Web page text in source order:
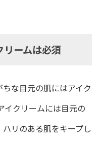
ームは必須
な目元の肌にはアイク
イクリームには目元の
リのある肌をキープし